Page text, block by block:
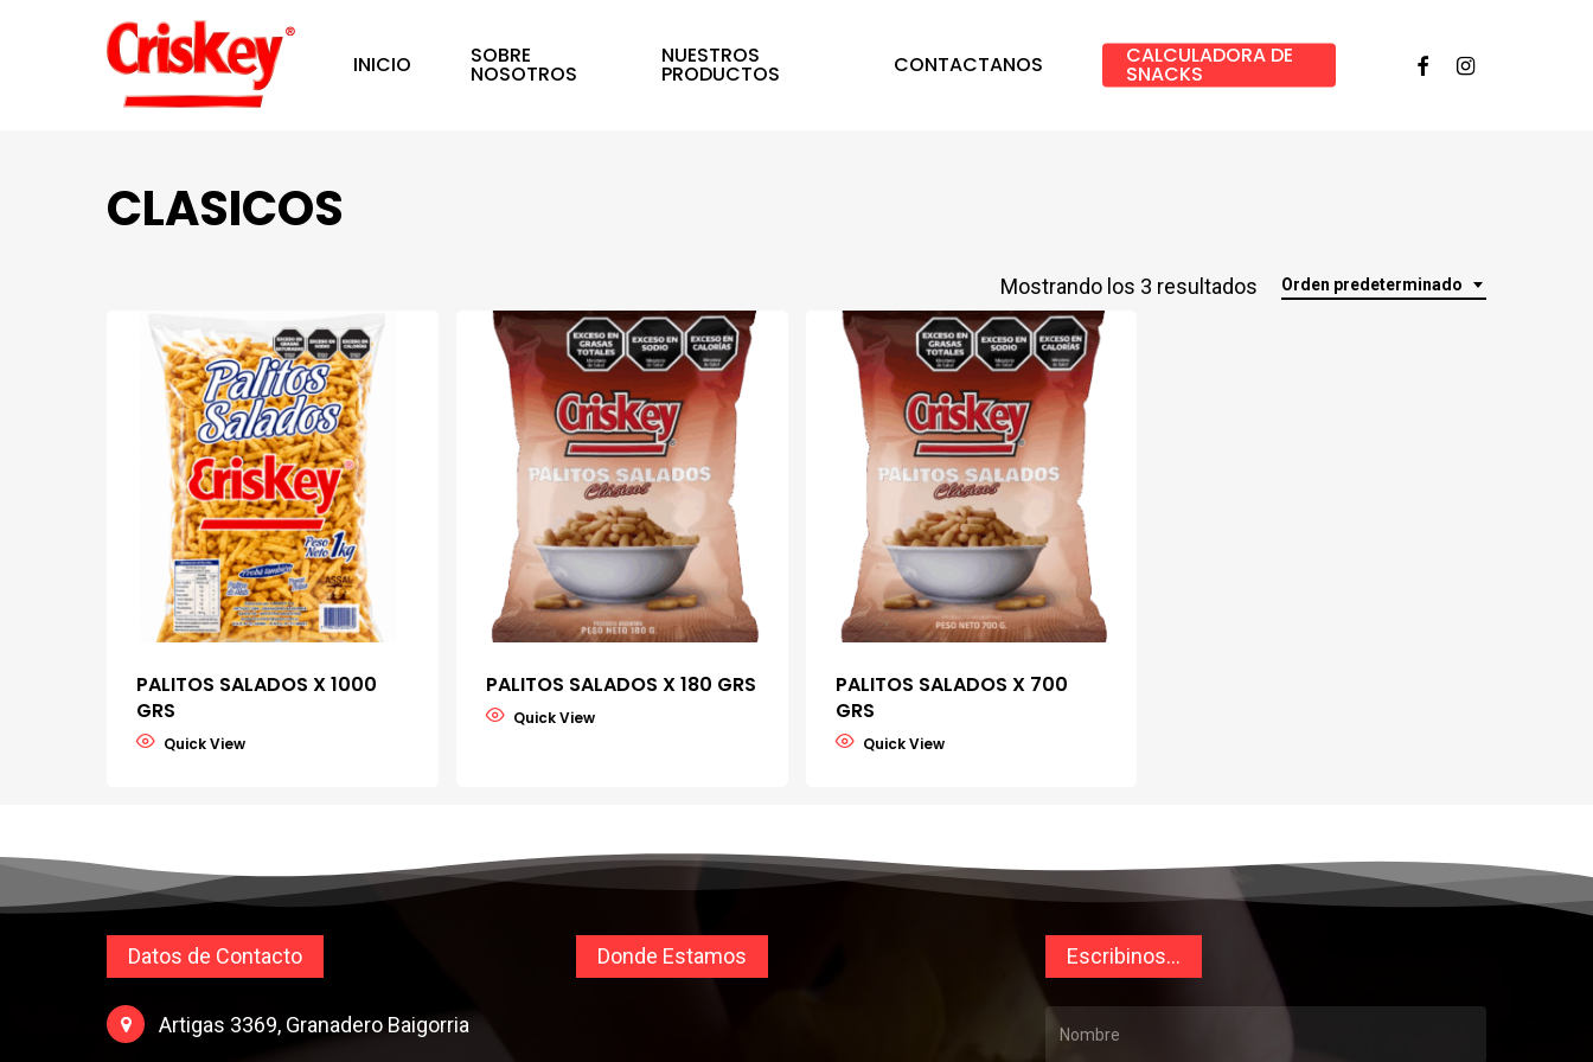
INICIO SOBRE
NOSOTROS
NUESTROS
PRODUCTOS CONTACTANOS CALCULADORA DE
SNACKS FacebookInstagram
CLASICOS
Orden predeterminado
Mostrando los 3 resultados
PALITOS SALADOS X 1000
GRS
PALITOS SALADOS X 180 GRS
PALITOS SALADOS X 700
GRS
Datos de Contacto
Artigas 3369, Granadero Baigorria
Donde Estamos Escribinos...